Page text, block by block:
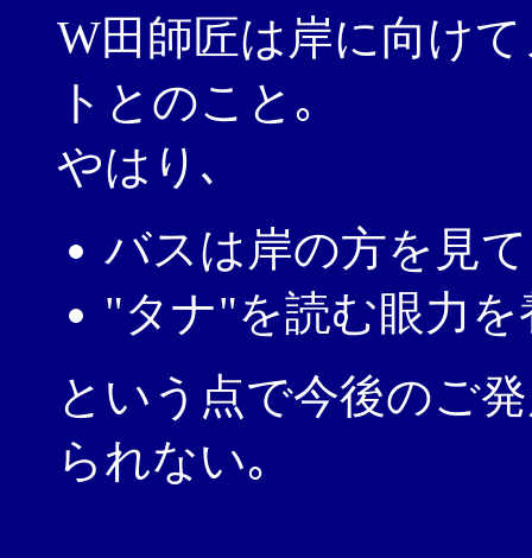
W田師匠は岸に向け
トとのこと｡
やはり､
バスは岸の方を見
"タナ"を読む眼力
という点で今後のご
られない｡